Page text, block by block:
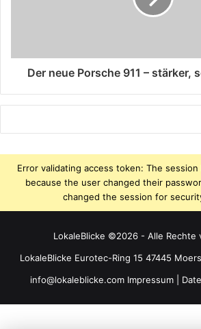
Der neue Porsche 911 – stärker,
Error validating access token: The
because the user changed their
changed the session for
LokaleBlicke ©2026 - Alle Rechte
LokaleBlicke Eurotec-Ring 15 47445
info@lokaleblicke.com Impressum